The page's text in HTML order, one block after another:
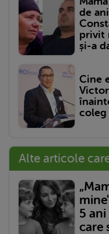
de
privit
și-a
Cine
coleg
Alte articole
5
care